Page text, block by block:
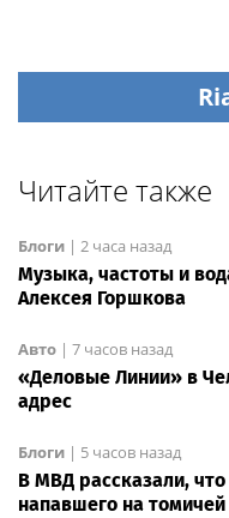
Читайте также
Блоги | 2 часа назад
Музыка, частоты и
Алексея Горшкова
Авто | 7 часов назад
«Деловые Линии» в
адрес
Блоги | 5 часов назад
В МВД рассказали,
напавшего на